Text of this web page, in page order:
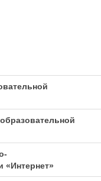
«Интернет»